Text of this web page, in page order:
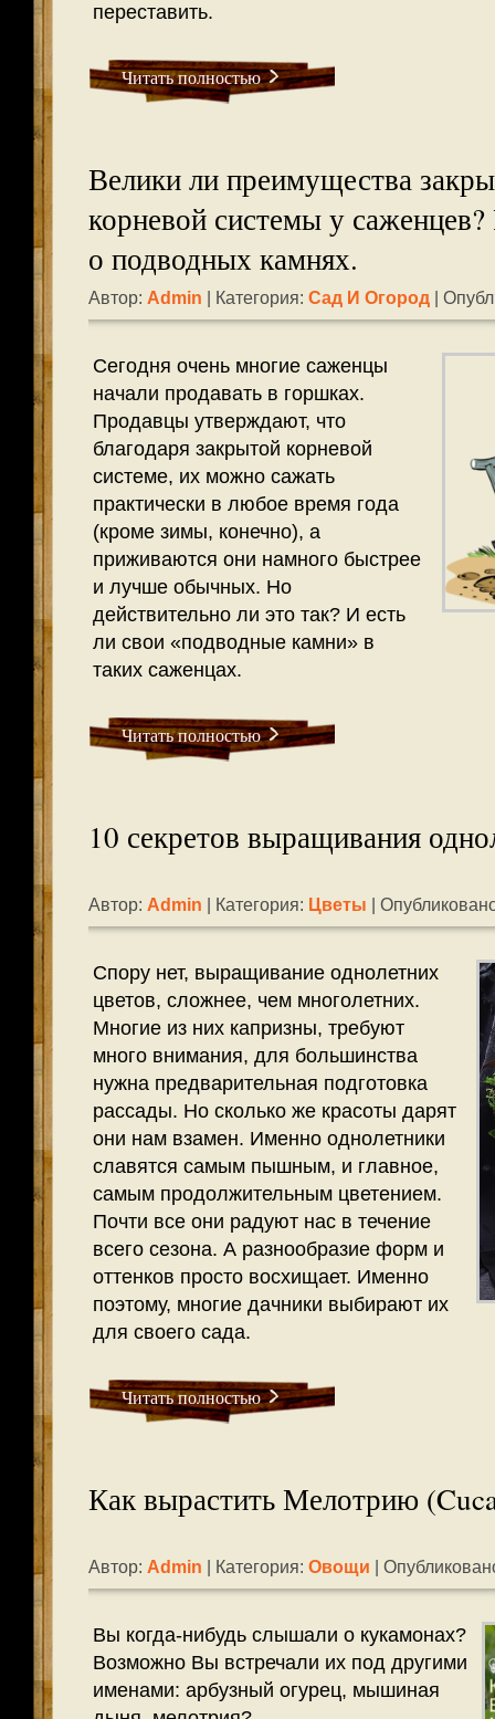
переставить.
Читать полностью
Велики ли преимущества
корневой системы у
о подводных камнях.
Автор: Admin | Категория: Сад И Огород |
Сегодня очень многие саженцы
начали продавать в горшках.
Продавцы утверждают, что
благодаря закрытой корневой
системе, их можно сажать
практически в любое время года
(кроме зимы, конечно), а
приживаются они намного быстрее
и лучше обычных. Но
действительно ли это так? И есть
ли свои «подводные камни» в
таких саженцах.
Читать полностью
10 секретов выращивания
Автор: Admin | Категория: Цветы |
Спору нет, выращивание однолетних
цветов, сложнее, чем многолетних.
Многие из них капризны, требуют
много внимания, для большинства
нужна предварительная подготовка
рассады. Но сколько же красоты дарят
они нам взамен. Именно однолетники
славятся самым пышным, и главное,
самым продолжительным цветением.
Почти все они радуют нас в течение
всего сезона. А разнообразие форм и
оттенков просто восхищает. Именно
поэтому, многие дачники выбирают их
для своего сада.
Читать полностью
Как вырастить Мелотрию
Автор: Admin | Категория: Овощи |
Вы когда-нибудь слышали о кукамонах?
Возможно Вы встречали их под другими
именами: арбузный огурец, мышиная